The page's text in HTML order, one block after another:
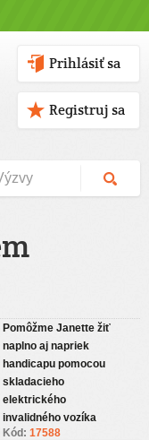
Prihlásiť sa
Registruj sa
Pomôžme Janette žiť
naplno aj napriek
handicapu pomocou
skladacieho
elektrického
invalidného vozíka
Kód: 17588